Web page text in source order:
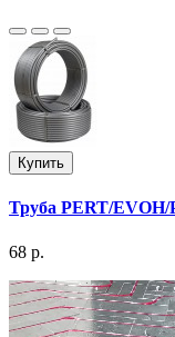
Купить
Труба PERT/EVOH/
68 р.